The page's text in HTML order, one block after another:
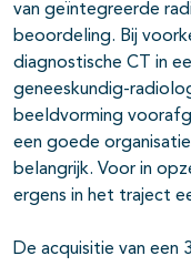
van geïntegreerde
beoordeling. Bij
diagnostische CT in
geneeskundig-
beeldvorming
een goede
belangrijk. Voor in
ergens in het traject
De acquisitie van